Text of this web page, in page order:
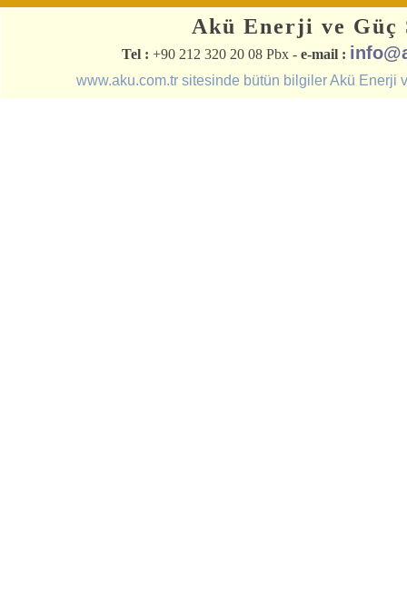
Akü Enerji ve
Tel : +90 212 320 20 08 Pbx - e-mail :
www.aku.com.tr sitesinde bütün bilgiler Akü Enerji